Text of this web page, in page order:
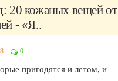
20 кожаных вещей от
- «Я..
0
пригодятся и летом, и